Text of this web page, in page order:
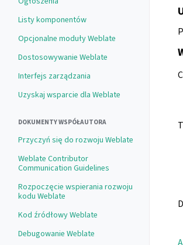
Listy komponentów
Opcjonalne moduły Weblate
Dostosowywanie Weblate
Interfejs zarządzania
Uzyskaj wsparcie dla Weblate
DOKUMENTY WSPÓŁAUTORA
Przyczyń się do rozwoju Weblate
Weblate Contributor
Communication Guidelines
Rozpoczęcie wspierania rozwoju
kodu Weblate
Kod źródłowy Weblate
Debugowanie Weblate